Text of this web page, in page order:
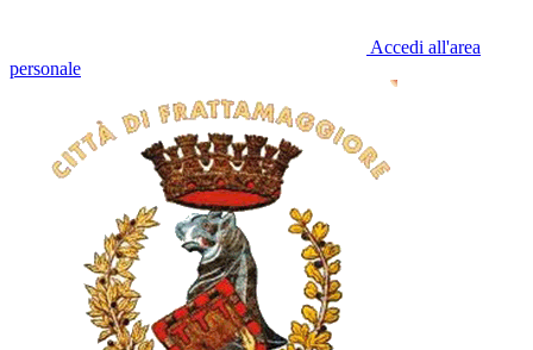
Accedi all'area
personale